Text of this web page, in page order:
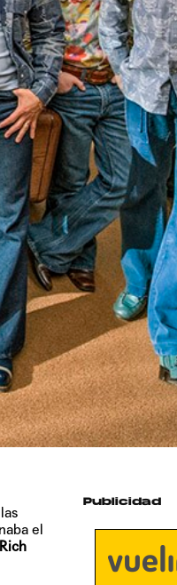
el
Rich
Publicidad